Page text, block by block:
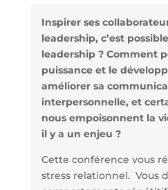
Inspirer ses
leadership, c’est
leadership ? Comment
puissance et le
améliorer sa
interpersonnelle, et
nous empoisonnent la
il y a un enjeu ?
Cette conférence vous
stress relationnel. Vous